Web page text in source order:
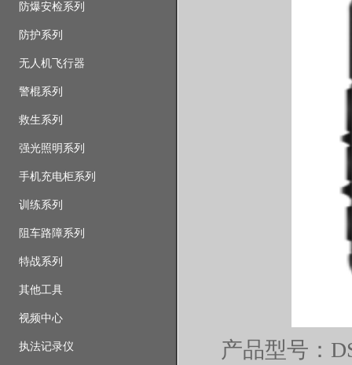
防爆安检系列
防护系列
无人机飞行器
警棍系列
救生系列
强光照明系列
手机充电柜系列
训练系列
阻车路障系列
特战系列
其他工具
视频中心
执法记录仪
产品型号：